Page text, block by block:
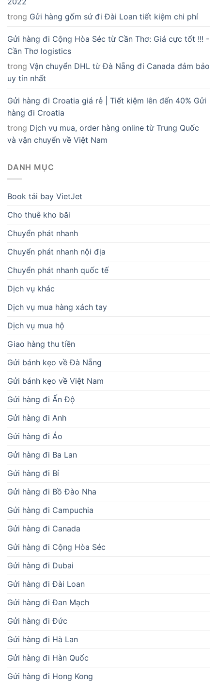
trong Gửi hàng gốm sứ đi Đài Loan tiết kiệm chi phí
Gửi hàng đi Cộng Hòa Séc từ Cần Thơ: Giá cực tốt !!! -
Cần Thơ logistics
trong Vận chuyển DHL từ Đà Nẵng đi Canada đảm bảo
uy tín nhất
Gửi hàng đi Croatia giá rẻ | Tiết kiệm lên đến 40% Gửi
hàng đi Croatia
trong Dịch vụ mua, order hàng online từ Trung Quốc
và vận chuyển về Việt Nam
DANH MỤC
Book tải bay VietJet
Cho thuê kho bãi
Chuyển phát nhanh
Chuyển phát nhanh nội địa
Chuyển phát nhanh quốc tế
Dịch vụ khác
Dịch vụ mua hàng xách tay
Dịch vụ mua hộ
Giao hàng thu tiền
Gửi bánh kẹo về Đà Nẵng
Gửi bánh kẹo về Việt Nam
Gửi hàng đi Ấn Độ
Gửi hàng đi Anh
Gửi hàng đi Áo
Gửi hàng đi Ba Lan
Gửi hàng đi Bỉ
Gửi hàng đi Bồ Đào Nha
Gửi hàng đi Campuchia
Gửi hàng đi Canada
Gửi hàng đi Cộng Hòa Séc
Gửi hàng đi Dubai
Gửi hàng đi Đài Loan
Gửi hàng đi Đan Mạch
Gửi hàng đi Đức
Gửi hàng đi Hà Lan
Gửi hàng đi Hàn Quốc
Gửi hàng đi Hong Kong